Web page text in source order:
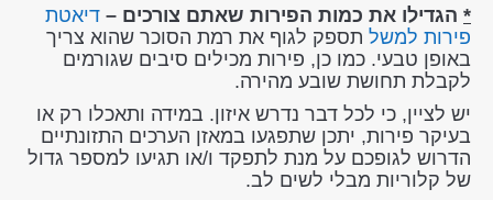
* הגדילו את כמות הפירות שאתם צורכים – דיאטת
פירות למשל תספק לגוף את רמת הסוכר שהוא צריך
באופן טבעי. כמו כן, פירות מכילים סיבים שגורמים
לקבלת תחושת שובע מהירה.
יש לציין, כי לכל דבר נדרש איזון. במידה ותאכלו רק או
בעיקר פירות, יתכן שתפגעו במאזן הערכים התזונתיים
הדרוש לגופכם על מנת לתפקד ו/או תגיעו למספר גדול
של קלוריות מבלי לשים לב.